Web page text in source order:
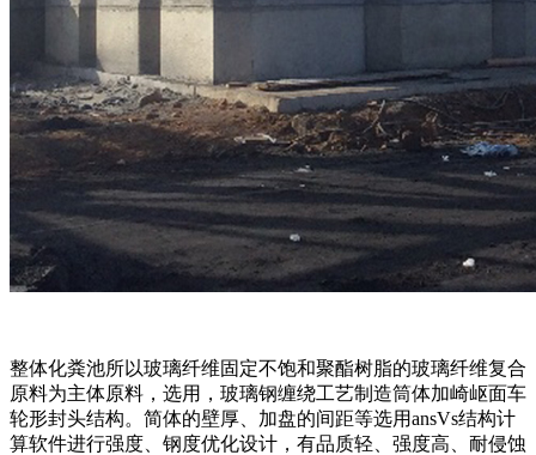
整体化粪池所以玻璃纤维固定不饱和聚酯树脂的玻璃纤维复合
原料为主体原料，选用，玻璃钢缠绕工艺制造筒体加崎岖面车
轮形封头结构。简体的壁厚、加盘的间距等选用ansVs结构计
算软件进行强度、钢度优化设计，有品质轻、强度高、耐侵蚀